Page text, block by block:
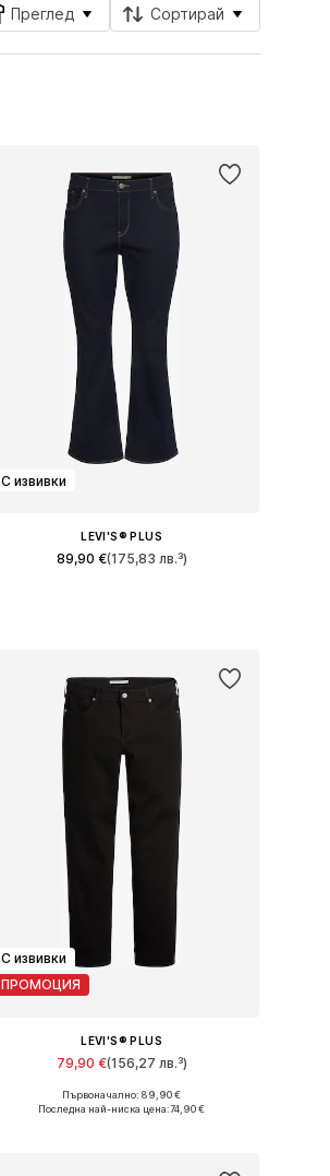
Преглед Сортирай
С извивки
LEVI'S® PLUS
89,90 €(175,83 лв.³)
С извивки
ПРОМОЦИЯ
LEVI'S® PLUS
79,90 €(156,27 лв.³)
Предлага се в много размери
Първоначално: 89,90 €
Последна най-ниска цена:74,90 €